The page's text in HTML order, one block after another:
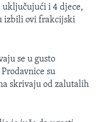
i 4 djece,
izbili ovi frakcijski
se u gusto
su
skrivaju od zalutalih